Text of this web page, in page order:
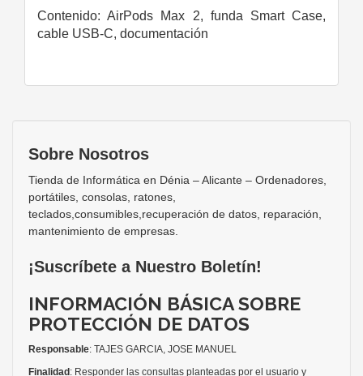
Contenido: AirPods Max 2, funda Smart Case,
cable USB-C, documentación
Sobre Nosotros
Tienda de Informática en Dénia – Alicante – Ordenadores,
portátiles, consolas, ratones,
teclados,consumibles,recuperación de datos, reparación,
mantenimiento de empresas.
¡Suscríbete a Nuestro Boletín!
INFORMACIÓN BÁSICA SOBRE
PROTECCIÓN DE DATOS
Responsable: TAJES GARCIA, JOSE MANUEL
Finalidad : Responder las consultas planteadas por el usuario y